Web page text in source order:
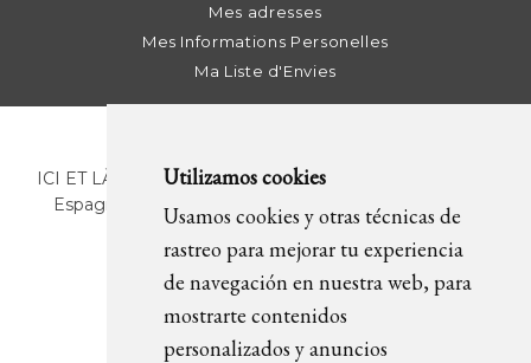
Utilizamos cookies
Usamos cookies y otras técnicas de
rastreo para mejorar tu experiencia
de navegación en nuestra web, para
mostrarte contenidos
personalizados y anuncios
Mes adresses
Mes Informations Personelles
Ma Liste d'Envies
ICI ET LÀ | C/ Sant Pere Més Alt, 43 | 08003 Barcelona.
Espagne | T. +34 93 268 78 43 | +34 630 82 09 89 |